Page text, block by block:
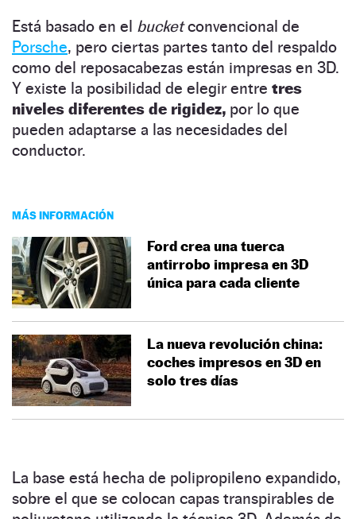
Está basado en el bucketconvencional de
Porsche, pero ciertas partes tanto del respaldo
como del reposacabezas están impresas en 3D.
Y existe la posibilidad de elegir entre tres
niveles diferentes de rigidez, por lo que
pueden adaptarse a las necesidades del
conductor.
MÁS INFORMACIÓN
Ford crea una tuerca
antirrobo impresa en 3D
única para cada cliente
La nueva revolución china:
coches impresos en 3D en
solo tres días
La base está hecha de polipropileno expandido,
sobre el que se colocan capas transpirables de